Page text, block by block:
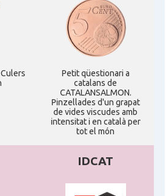
Petit qüestionari a
catalans de
CATALANSALMON.
Pinzellades d'un grapat
de vides viscudes amb
intensitat i en català per
tot el món
IDCAT